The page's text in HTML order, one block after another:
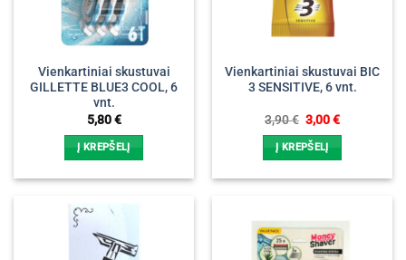
Vienkartiniai skustuvai
GILLETTE BLUE3 COOL, 6
vnt.
5,80€
Į KREPŠELĮ
Vienkartiniai skustuvai BIC
3 SENSITIVE, 6 vnt.
3,90€ Original
price
was:
3,90 €.
3,00€Current
Į KREPŠELĮ